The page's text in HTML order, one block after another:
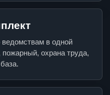
в одной
пожарный, охрана труда,